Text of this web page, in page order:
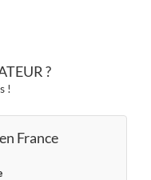
?
!
France